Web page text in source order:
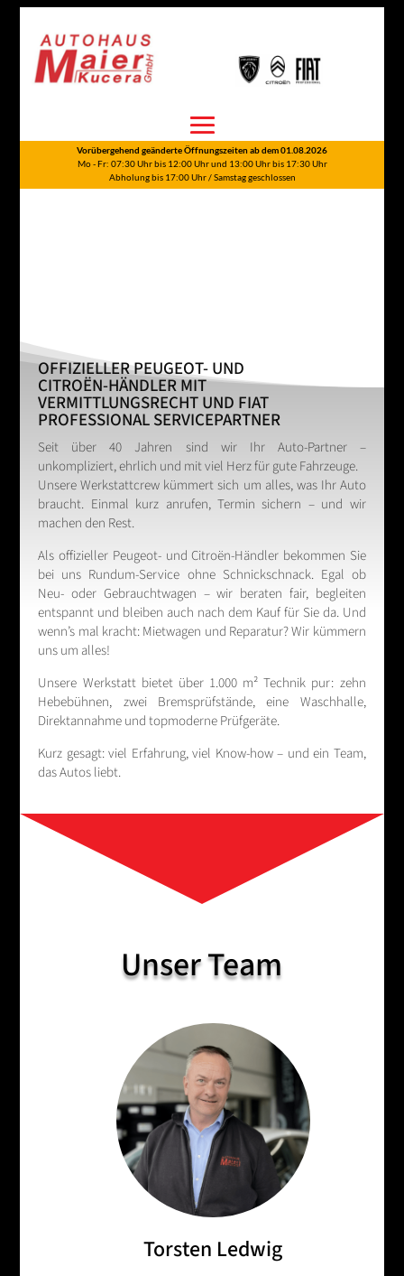
Vorübergehend geänderte Öffnungszeiten ab dem 01.08.2026
Mo - Fr: 07:30 Uhr bis 12:00 Uhr und 13:00 Uhr bis 17:30 Uhr
Abholung bis 17:00 Uhr / Samstag geschlossen
OFFIZIELLER PEUGEOT- UND
CITROËN-HÄNDLER MIT
VERMITTLUNGSRECHT UND FIAT
PROFESSIONAL SERVICEPARTNER
Seit über 40 Jahren sind wir Ihr Auto-Partner –
unkompliziert, ehrlich und mit viel Herz für gute Fahrzeuge.
Unsere Werkstattcrew kümmert sich um alles, was Ihr Auto
braucht. Einmal kurz anrufen, Termin sichern – und wir
machen den Rest.
Als offizieller Peugeot- und Citroën-Händler bekommen Sie
bei uns Rundum-Service ohne Schnickschnack. Egal ob
Neu- oder Gebrauchtwagen – wir beraten fair, begleiten
entspannt und bleiben auch nach dem Kauf für Sie da. Und
wenn’s mal kracht: Mietwagen und Reparatur? Wir kümmern
uns um alles!
Unsere Werkstatt bietet über 1.000 m² Technik pur: zehn
Hebebühnen, zwei Bremsprüfstände, eine Waschhalle,
Direktannahme und topmoderne Prüfgeräte.
Kurz gesagt: viel Erfahrung, viel Know-how – und ein Team,
das Autos liebt.
Unser Team
Torsten Ledwig